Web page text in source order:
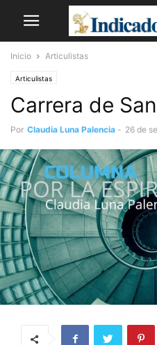
Inicio Articulistas
Articulistas
Carrera de
Por Claudia Luna Palencia - 26 de